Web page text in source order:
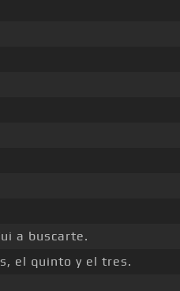
a buscarte.
el quinto y el tres.